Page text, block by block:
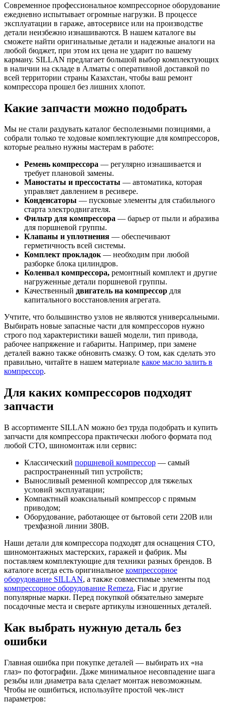
Современное профессиональное компрессорное оборудование
ежедневно испытывает огромные нагрузки. В процессе
эксплуатации в гараже, автосервисе или на производстве
детали неизбежно изнашиваются. В нашем каталоге вы
сможете найти оригинальные детали и надежные аналоги на
любой бюджет, при этом их цена не ударит по вашему
карману. SILLAN предлагает большой выбор комплектующих
в наличии на складе в Алматы с оперативной доставкой по
всей территории страны Казахстан, чтобы ваш ремонт
компрессора прошел без лишних хлопот.
Какие запчасти можно подобрать
Мы не стали раздувать каталог бесполезными позициями, а
собрали только те ходовые комплектующие для компрессоров,
которые реально нужны мастерам в работе:
Ремень компрессора — регулярно изнашивается и
требует плановой замены.
Маностаты и прессостаты — автоматика, которая
управляет давлением в ресивере.
Конденсаторы — пусковые элементы для стабильного
старта электродвигателя.
Фильтр для компрессора — барьер от пыли и абразива
для поршневой группы.
Клапаны и уплотнения — обеспечивают
герметичность всей системы.
Комплект прокладок— необходим при любой
разборке блока цилиндров.
Коленвал компрессора, ремонтный комплект и другие
нагруженные детали поршневой группы.
Качественный двигатель на компрессор для
капитального восстановления агрегата.
Учтите, что большинство узлов не являются универсальными.
Выбирать новые запасные части для компрессоров нужно
строго под характеристики вашей модели, тип привода,
рабочее напряжение и габариты. Например, при замене
деталей важно также обновить смазку. О том, как сделать это
правильно, читайте в нашем материале какое масло залить в
компрессор.
Для каких компрессоров подходят
запчасти
В ассортименте SILLAN можно без труда подобрать и купить
запчасти для компрессора практически любого формата под
любой СТО, шиномонтаж или сервис:
Классический поршневой компрессор — самый
распространенный тип устройств;
Выносливый ременной компрессор для тяжелых
условий эксплуатации;
Компактный коаксиальный компрессор с прямым
приводом;
Оборудование, работающее от бытовой сети 220В или
трехфазной линии 380В.
Наши детали для компрессора подходят для оснащения СТО,
шиномонтажных мастерских, гаражей и фабрик. Мы
поставляем комплектующие для техники разных брендов. В
каталоге всегда есть оригинальное компрессорное
оборудование SILLAN, а также совместимые элементы под
компрессорное оборудование Remeza, Fiac и другие
популярные марки. Перед покупкой обязательно замерьте
посадочные места и сверьте артикулы изношенных деталей.
Как выбрать нужную деталь без
ошибки
Главная ошибка при покупке деталей — выбирать их «на
глаз» по фотографии. Даже минимальное несовпадение шага
резьбы или диаметра вала сделает монтаж невозможным.
Чтобы не ошибиться, используйте простой чек-лист
параметров: